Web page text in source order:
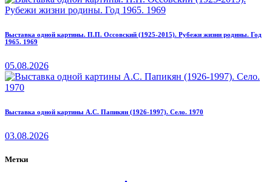
Выставка одной картины. П.П. Оссовский (1925-2015). Рубежи жизни родины. Год
1965. 1969
05.08.2026
Выставка одной картины А.С. Папикян (1926-1997). Село. 1970
03.08.2026
Метки